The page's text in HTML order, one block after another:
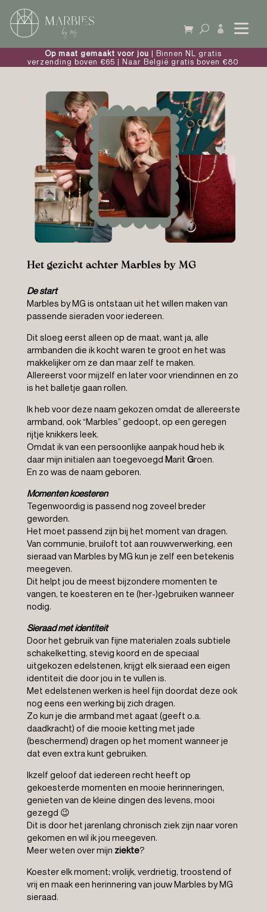

Op maat gemaakt voor jou | Binnen NL gratis
verzending boven €65 | Naar België gratis boven €80
Het gezicht achter Marbles by MG
De start
Marbles by MG is ontstaan uit het willen maken van
passende sieraden voor iedereen.
Dit sloeg eerst alleen op de maat, want ja, alle
armbanden die ik kocht waren te groot en het was
makkelijker om ze dan maar zelf te maken.
Allereerst voor mijzelf en later voor vriendinnen en zo
is het balletje gaan rollen.
Ik heb voor deze naam gekozen omdat de allereerste
armband, ook “Marbles” gedoopt, op een geregen
rijtje knikkers leek.
Omdat ik van een persoonlijke aanpak houd heb ik
daar mijn initialen aan toegevoegd Marit Groen.
En zo was de naam geboren.
Momenten koesteren
Tegenwoordig is passend nog zoveel breder
geworden.
Het moet passend zijn bij het moment van dragen.
Van communie, bruiloft tot aan rouwverwerking, een
sieraad van Marbles by MG kun je zelf een betekenis
meegeven.
Dit helpt jou de meest bijzondere momenten te
vangen, te koesteren en te (her-)gebruiken wanneer
nodig.
Sieraad met identiteit
Door het gebruik van fijne materialen zoals subtiele
schakelketting, stevig koord en de speciaal
uitgekozen edelstenen, krijgt elk sieraad een eigen
identiteit die door jou in te vullen is.
Met edelstenen werken is heel fijn doordat deze ook
nog eens een werking bij zich dragen.
Zo kun je die armband met agaat (geeft o.a.
daadkracht) of die mooie ketting met jade
(beschermend) dragen op het moment wanneer je
dat even extra kunt gebruiken.
Ikzelf geloof dat iedereen recht heeft op
gekoesterde momenten en mooie herinneringen,
genieten van de kleine dingen des levens, mooi
gezegd 😉
Dit is door het jarenlang chronisch ziek zijn naar voren
gekomen en wil ik jou meegeven.
Meer weten over mijn ziekte?
Koester elk moment; vrolijk, verdrietig, troostend of
vrij en maak een herinnering van jouw Marbles by MG
sieraad.